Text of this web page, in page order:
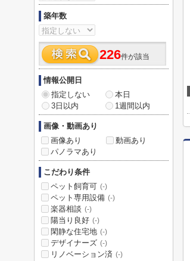
築年数
226件が該当
情報公開日
指定しない
本日
3日以内
1週間以内
画像・動画あり
画像あり
動画あり
パノラマあり
こだわり条件
ペット飼育可 (-)
ペット専用設備 (-)
楽器相談 (-)
陽当り良好 (-)
閑静な住宅地 (-)
デザイナーズ (-)
リノベーション済 (-)